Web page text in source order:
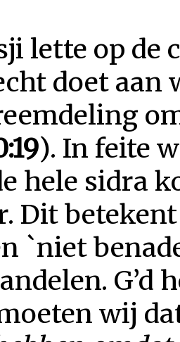
lette op de
doet
). In feite
hele sidra
Dit
`niet
G’d
wij